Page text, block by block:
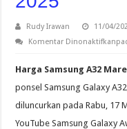
Rudy Irawan 11/04/
Komentar Dinonaktifkan
Harga Samsung A32
ponsel Samsung Galaxy
diluncurkan pada Rabu, 17
YouTube Samsung Galaxy